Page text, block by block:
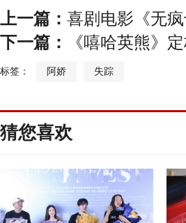
上一篇： 喜剧电影《无
下一篇：
《嘻哈英熊》
标签： 阿娇 失踪
猜您喜欢